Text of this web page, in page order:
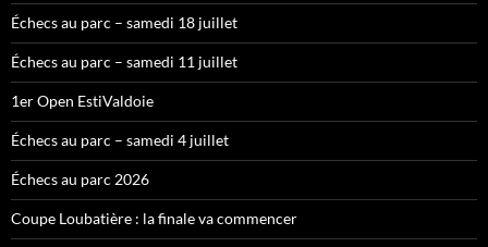
Échecs au parc – samedi 18 juillet
Échecs au parc – samedi 11 juillet
1er Open EstiValdoie
Échecs au parc – samedi 4 juillet
Échecs au parc 2026
Coupe Loubatière : la finale va commencer